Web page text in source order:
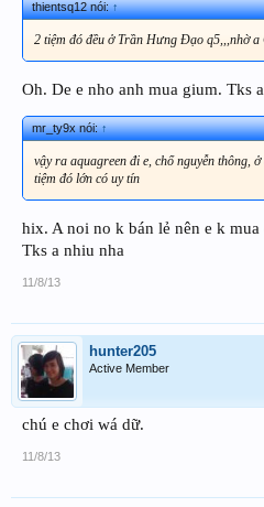
thientsq12 nói:↑
2 tiệm đó đều ở Trần Hưng Đạo q5,,,nhờ a
Oh. De e nho anh mua gium. Tks
mr_ty9x nói:↑
vậy ra aquagreen đi e, chổ nguyễn thông,
tiệm đó lớn có uy tín
hix. A noi no k bán lẻ nên e k
Tks a nhiu nha
11/8/13
hunter205
Active Member
chú e chơi wá dữ.
11/8/13